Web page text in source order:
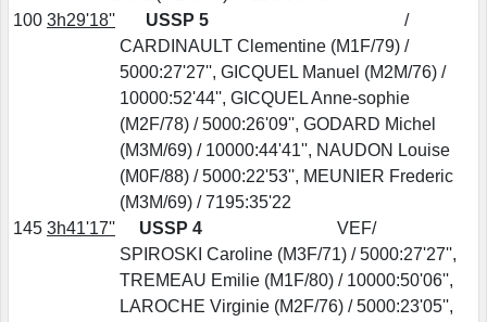
100 3h29'18'' USSP 5
/
CARDINAULT Clementine (M1F/79) /
5000:27'27'', GICQUEL Manuel (M2M/76) /
10000:52'44'', GICQUEL Anne-sophie
(M2F/78) / 5000:26'09'', GODARD Michel
(M3M/69) / 10000:44'41'', NAUDON Louise
(M0F/88) / 5000:22'53'', MEUNIER Frederic
(M3M/69) / 7195:35'22
145 3h41'17'' USSP 4
VEF/
SPIROSKI Caroline (M3F/71) / 5000:27'27'',
TREMEAU Emilie (M1F/80) / 10000:50'06'',
LAROCHE Virginie (M2F/76) / 5000:23'05'',